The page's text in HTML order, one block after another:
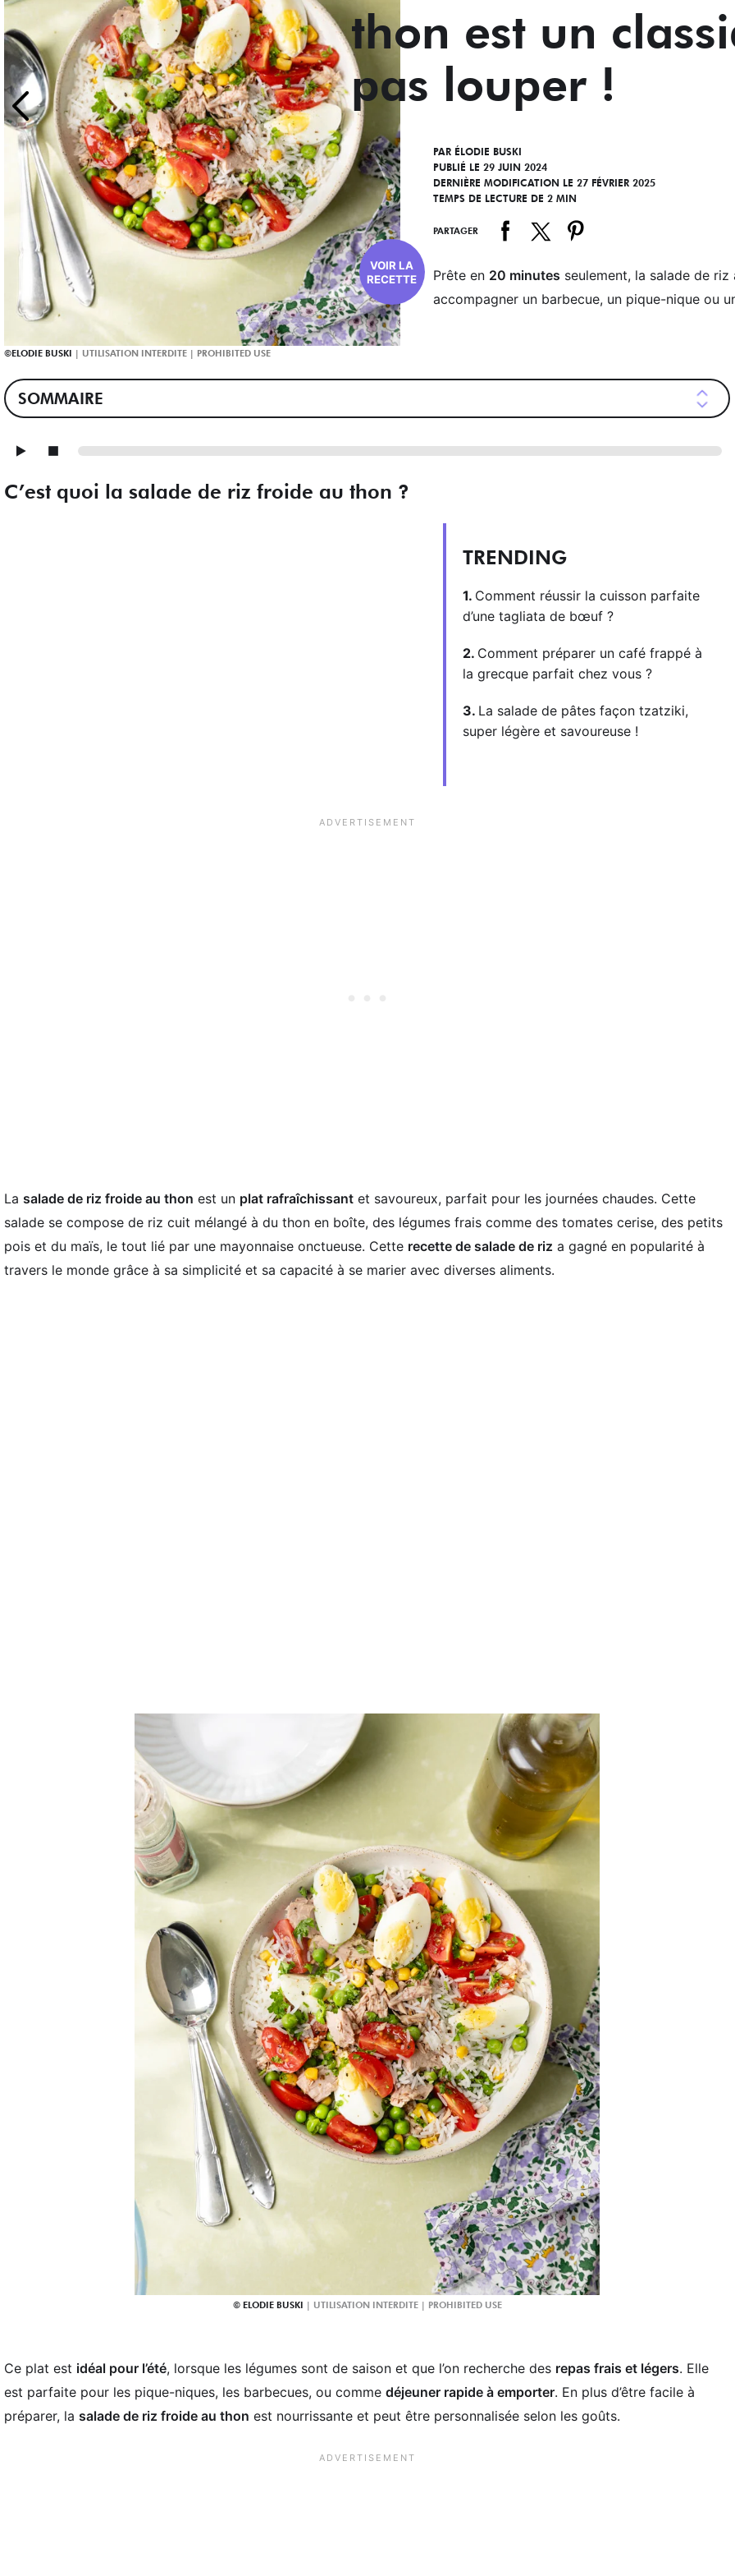
VOIR LA
RECETTE
ELODIE BUSKI
thon est un
pas louper !
PAR ÉLODIE BUSKI
PUBLIÉ LE 29 JUIN 2024
DERNIÈRE MODIFICATION LE 27 FÉVRIER 2025
TEMPS DE LECTURE DE 2 MIN
PARTAGER
Prête en 20 minutes seulement, la salade de riz
accompagner un barbecue, un pique-nique ou
SOMMAIRE
C’est quoi la salade de riz froide au thon ?
TRENDING
Comment réussir la cuisson parfaite
d’une tagliata de bœuf ?
Comment préparer un café frappé à
la grecque parfait chez vous ?
La salade de pâtes façon tzatziki,
super légère et savoureuse !
La salade de riz froide au thon est un plat rafraîchissant et savoureux, parfait pour les journées chaudes. Cette
salade se compose de riz cuit mélangé à du thon en boîte, des légumes frais comme des tomates cerise, des petits
pois et du maïs, le tout lié par une mayonnaise onctueuse. Cette recette de salade de riz a gagné en popularité à
travers le monde grâce à sa simplicité et sa capacité à se marier avec diverses aliments.
ELODIE BUSKI
Ce plat est idéal pour l’été, lorsque les légumes sont de saison et que l’on recherche des repas frais et légers. Elle
est parfaite pour les pique-niques, les barbecues, ou comme déjeuner rapide à emporter. En plus d’être facile à
préparer, la salade de riz froide au thon est nourrissante et peut être personnalisée selon les goûts.